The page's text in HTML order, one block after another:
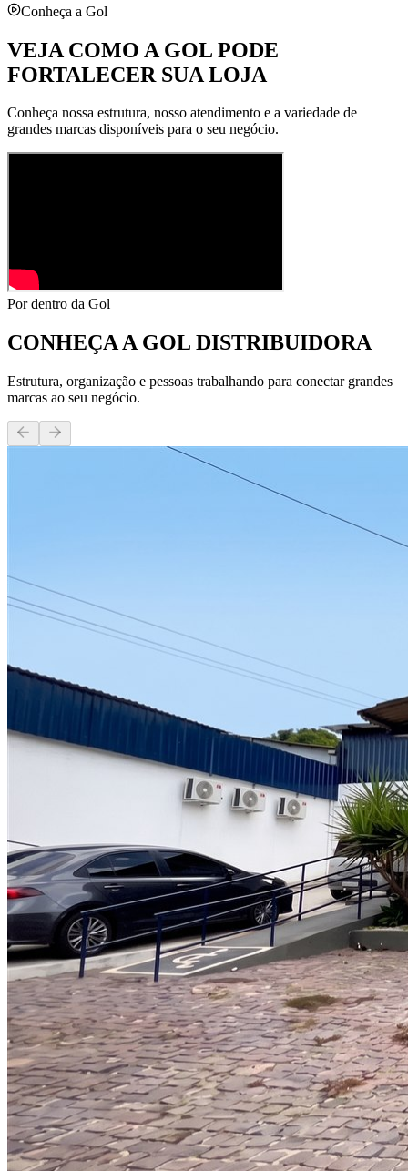
Conheça a Gol
VEJA COMO A GOL PODE
FORTALECER SUA LOJA
Conheça nossa estrutura, nosso atendimento e a variedade de
grandes marcas disponíveis para o seu negócio.
Por dentro da Gol
CONHEÇA AGOL DISTRIBUIDORA
Estrutura, organização e pessoas trabalhando para conectar grandes
marcas ao seu negócio.